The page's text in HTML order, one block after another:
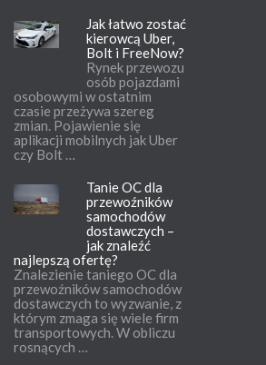
Jak łatwo zostać
kierowcą Uber,
Bolt i FreeNow?
Rynek przewozu
osób pojazdami
osobowymi w ostatnim
czasie przeżywa szereg
zmian. Pojawienie się
aplikacji mobilnych jak Uber
czy Bolt …
Tanie OC dla
przewoźników
samochodów
dostawczych –
jak znaleźć
najlepszą ofertę?
Znalezienie taniego OC dla
przewoźników samochodów
dostawczych to wyzwanie, z
którym zmaga się wiele firm
transportowych. W obliczu
rosnących …